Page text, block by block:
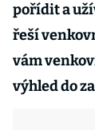
pořídit a
řeší
vám
výhled do